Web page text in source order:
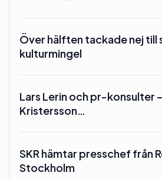
Över hälften tackade nej till
kulturmingel
Lars Lerin och pr-konsulter
Kristersson…
SKR hämtar presschef från
Stockholm